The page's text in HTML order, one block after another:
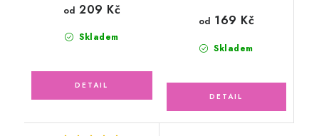
Skladem
od 209 Kč
Skladem
od 169 Kč